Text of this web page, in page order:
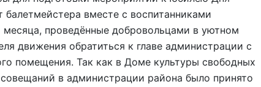
балетмейстера вместе с воспитанниками
месяца, проведённые добровольцами в уютном
движения обратиться к главе администрации с
помещения. Так как в Доме культуры свободных
в администрации района было принято